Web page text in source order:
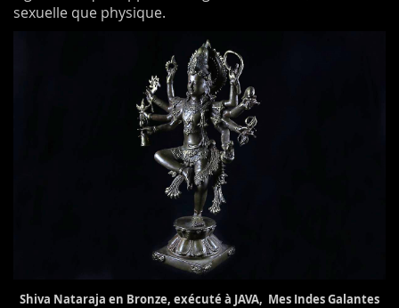
sexuelle que physique.
Shiva Nataraja en Bronze, exécuté à JAVA, Mes Indes Galantes